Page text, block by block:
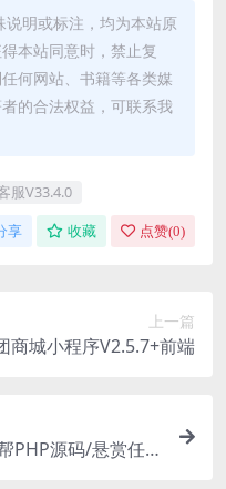
明或标注，均为本站原
本站同意时，禁止复
何网站、书籍等各类媒
的合法权益，可联系我
服V33.4.0
享 收藏 点赞(0)
上一篇
商城小程序V2.5.7+前端
PHP源码/悬赏任